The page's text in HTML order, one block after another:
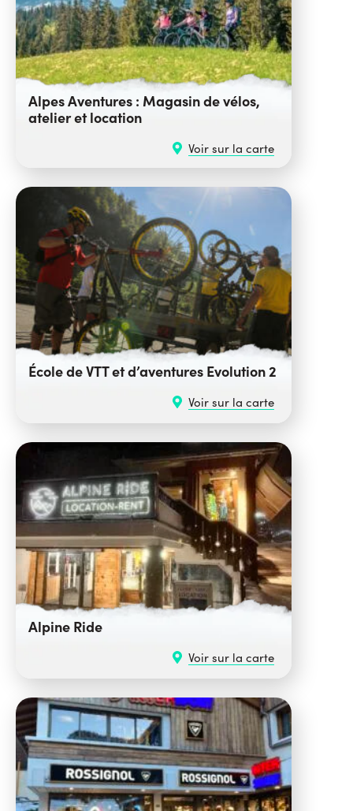
Alpes Aventures : Magasin de vélos,
atelier et location
Voir sur la carte
École de VTT et d’aventures Evolution 2
Voir sur la carte
Alpine Ride
Voir sur la carte